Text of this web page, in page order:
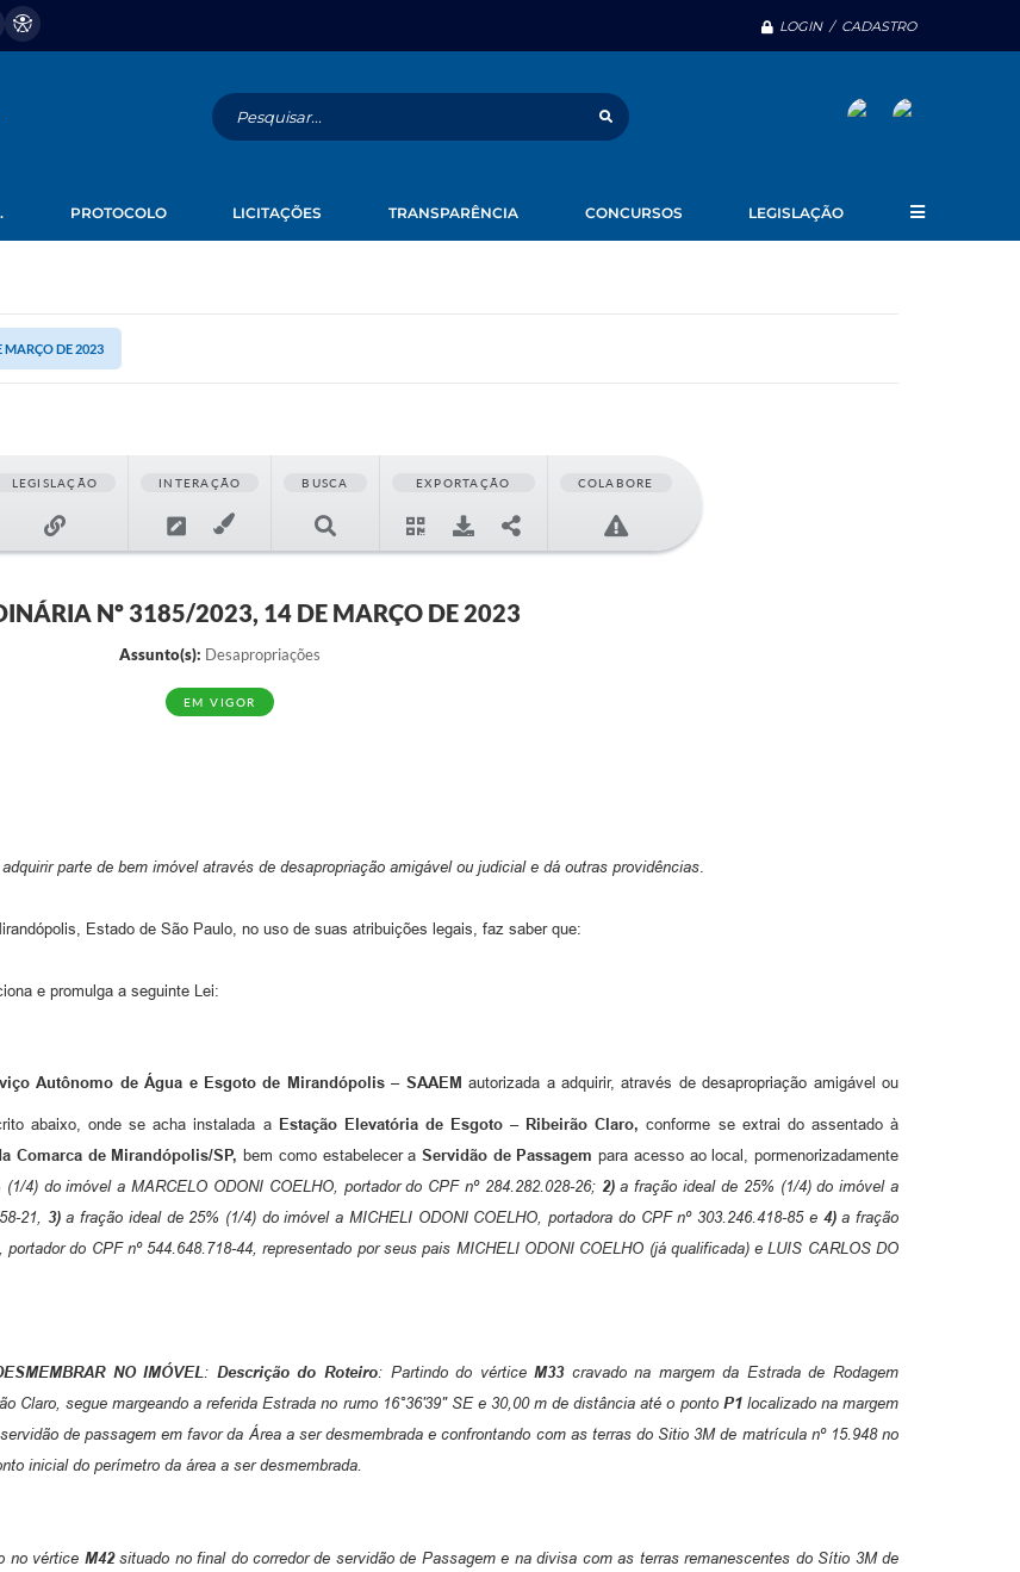
LOGIN / CADASTRO
PROTOCOLO LICITAÇÕES TRANSPARÊNCIA CONCURSOS LEGISLAÇÃO
MARÇO DE 2023
LEGISLAÇÃO INTERAÇÃO BUSCA EXPORTAÇÃO COLABORE
Nº 3185/2023, 14 DE MARÇO DE 2023
Assunto(s): Desapropriações
EM VIGOR
parte de bem imóvel através de desapropriação amigável ou judicial e dá outras providências.
Estado de São Paulo, no uso de suas atribuições legais, faz saber que:
e promulga a seguinte Lei:
Autônomo de Água e Esgoto de Mirandópolis – SAAEMautorizada a adquirir, através de desapropriação amigável ou
abaixo, onde se acha instalada a Estação Elevatória de Esgoto – Ribeirão Claro,conforme se extrai do assentado à
Comarca de Mirandópolis/SP, bem como estabelecer a Servidão de Passagempara acesso ao local, pormenorizadamente
4) do imóvel a MARCELO ODONI COELHO, portador do CPF nº 284.282.028-26; 2)a fração ideal de 25% (1/4) do imóvel a
21, 3)a fração ideal de 25% (1/4) do imóvel a MICHELI ODONI COELHO, portadora do CPF nº 303.246.418-85 e 4)a fração
do CPF nº 544.648.718-44, representado por seus pais MICHELI ODONI COELHO (já qualificada) e LUIS CARLOS DO
NO IMÓVEL: Descrição do Roteiro: Partindo do vérticeM33 cravado na margem da Estrada de Rodagem
Claro, segue margeando a referida Estrada no rumo 16°36'39" SE e 30,00 m de distância até o ponto P1localizado na margem
de passagem em favor da Área a ser desmembrada e confrontando com as terras do Sitio 3M de matrícula nº 15.948 no
inicial do perímetro da área a ser desmembrada.
no vértice M42situado no final do corredor de servidão de Passagem e na divisa com as terras remanescentes do Sítio 3M de